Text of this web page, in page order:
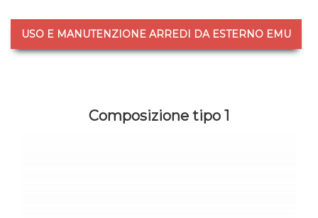
USO E MANUTENZIONE ARREDI DA ESTERNO EMU
Composizione tipo 1